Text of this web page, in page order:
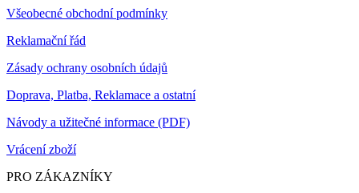
Všeobecné obchodní podmínky
Reklamační řád
Zásady ochrany osobních údajů
Doprava, Platba, Reklamace a ostatní
Návody a užitečné informace (PDF)
Vrácení zboží
PRO ZÁKAZNÍKY